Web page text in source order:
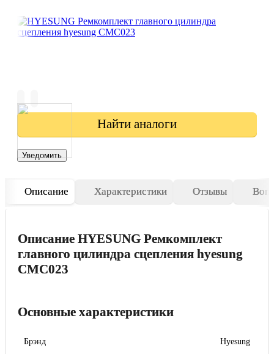
Найти аналоги
Описание Характеристики Отзывы
Описание HYESUNG Ремкомплект
главного цилиндра сцепления hyesung
CMC023
Основные характеристики
Брэнд Hyesung